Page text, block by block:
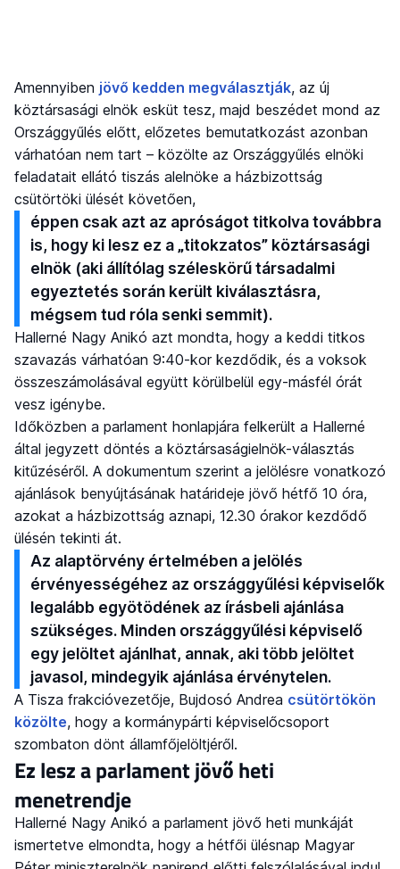
Amennyiben jövő kedden megválasztják, az új
köztársasági elnök esküt tesz, majd beszédet mond az
Országgyűlés előtt, előzetes bemutatkozást azonban
várhatóan nem tart – közölte az Országgyűlés elnöki
feladatait ellátó tiszás alelnöke a házbizottság
csütörtöki ülését követően,
éppen csak azt az apróságot titkolva továbbra
is, hogy ki lesz ez a „titokzatos” köztársasági
elnök (aki állítólag széleskörű társadalmi
egyeztetés során került kiválasztásra,
mégsem tud róla senki semmit).
Hallerné Nagy Anikó azt mondta, hogy a keddi titkos
szavazás várhatóan 9:40-kor kezdődik, és a voksok
összeszámolásával együtt körülbelül egy-másfél órát
vesz igénybe.
Időközben a parlament honlapjára felkerült a Hallerné
által jegyzett döntés a köztársaságielnök-választás
kitűzéséről. A dokumentum szerint a jelölésre vonatkozó
ajánlások benyújtásának határideje jövő hétfő 10 óra,
azokat a házbizottság aznapi, 12.30 órakor kezdődő
ülésén tekinti át.
Az alaptörvény értelmében a jelölés
érvényességéhez az országgyűlési képviselők
legalább egyötödének az írásbeli ajánlása
szükséges. Minden országgyűlési képviselő
egy jelöltet ajánlhat, annak, aki több jelöltet
javasol, mindegyik ajánlása érvénytelen.
A Tisza frakcióvezetője, Bujdosó Andrea csütörtökön
közölte, hogy a kormánypárti képviselőcsoport
szombaton dönt államfőjelöltjéről.
Ez lesz a parlament jövő heti
menetrendje
Hallerné Nagy Anikó a parlament jövő heti munkáját
ismertetve elmondta, hogy a hétfői ülésnap Magyar